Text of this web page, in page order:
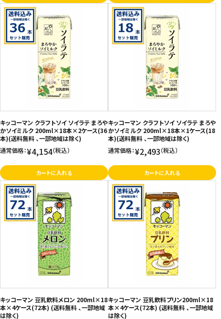
キッコーマン クラフトソイ ソイラテ まろや
かソイミルク 200ml×18本×2ケース(36
本)(送料無料 、一部地域は除く)
通常価格：¥4,154（税込）
カートに入れる
キッコーマン クラフトソイ ソイラテ まろや
かソイミルク 200ml×18本×1ケース(18
本)(送料無料 、一部地域は除く)
通常価格：¥2,493（税込）
カートに入れる
キッコーマン 豆乳飲料メロン 200ml×18
本×4ケース(72本) (送料無料 、一部地域
は除く)
キッコーマン 豆乳飲料プリン200ml×18
本×4ケース(72本) (送料無料 、一部地域
は除く)